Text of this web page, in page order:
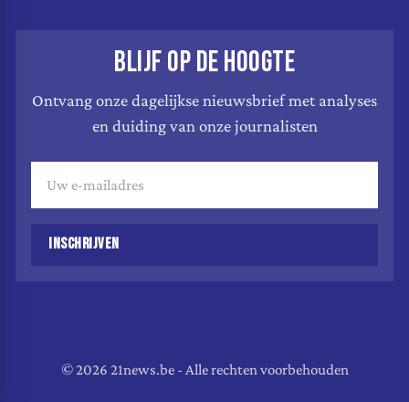
BLIJF OP DE HOOGTE
Ontvang onze dagelijkse nieuwsbrief met analyses
en duiding van onze journalisten
INSCHRIJVEN
© 2026 21news.be - Alle rechten voorbehouden